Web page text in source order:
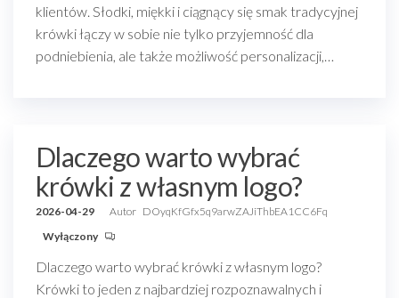
klientów. Słodki, miękki i ciągnący się smak tradycyjnej
krówki łączy w sobie nie tylko przyjemność dla
podniebienia, ale także możliwość personalizacji,…
Dlaczego warto wybrać
krówki z własnym logo?
2026-04-29 Autor DOyqKfGfx5q9arwZAJiThbEA1CC6Fq
Wyłączony
Dlaczego warto wybrać krówki z własnym logo?
Krówki to jeden z najbardziej rozpoznawalnych i